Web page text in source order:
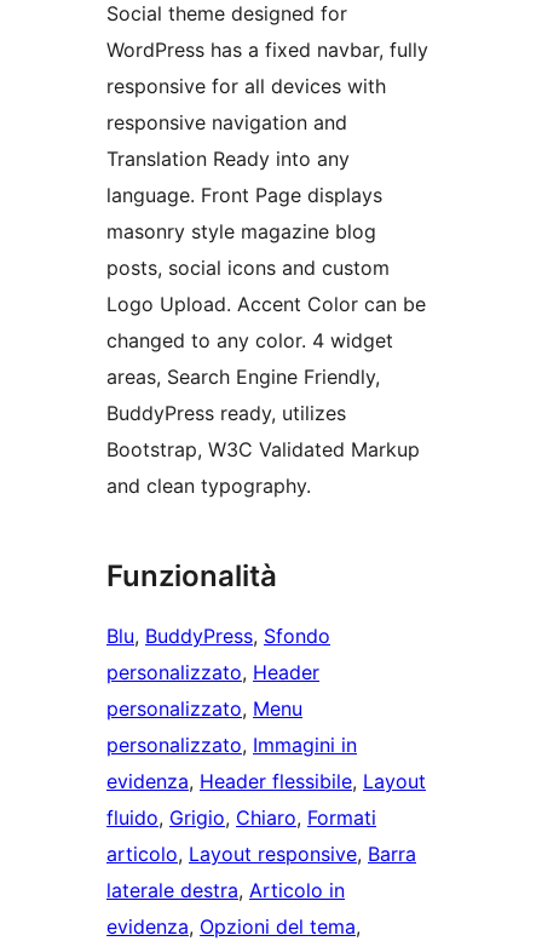
Social theme designed for
WordPress has a fixed navbar, fully
responsive for all devices with
responsive navigation and
Translation Ready into any
language. Front Page displays
masonry style magazine blog
posts, social icons and custom
Logo Upload. Accent Color can be
changed to any color. 4 widget
areas, Search Engine Friendly,
BuddyPress ready, utilizes
Bootstrap, W3C Validated Markup
and clean typography.
Funzionalità
Blu, BuddyPress, Sfondo
personalizzato, Header
personalizzato, Menu
personalizzato, Immagini in
evidenza, Header flessibile, Layout
fluido, Grigio, Chiaro, Formati
articolo, Layout responsive, Barra
laterale destra, Articolo in
evidenza, Opzioni del tema